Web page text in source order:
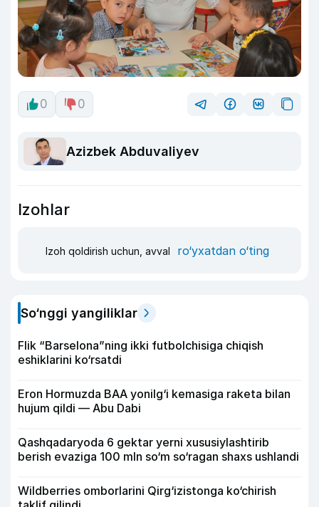
0 0
Azizbek Abduvaliyev
Izohlar
Izoh qoldirish uchun, avval ro‘yxatdan o‘ting
So‘nggi yangiliklar
Flik “Barselona”ning ikki futbolchisiga chiqish
eshiklarini ko‘rsatdi
Eron Hormuzda BAA yonilg‘i kemasiga raketa bilan
hujum qildi — Abu Dabi
Qashqadaryoda 6 gektar yerni xususiylashtirib
berish evaziga 100 mln so‘m so‘ragan shaxs ushlandi
Wildberries omborlarini Qirg‘izistonga ko‘chirish